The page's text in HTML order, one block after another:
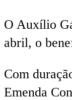
O Auxílio
abril, o
Com
Emenda